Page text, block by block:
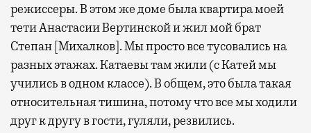
режиссеры. В этом же доме была квартира моей
тети Анастасии Вертинской и жил мой брат
Степан [Михалков]. Мы просто все тусовались на
разных этажах. Катаевы там жили (с Катей мы
учились в одном классе). В общем, это была такая
относительная тишина, потому что все мы ходили
друг к другу в гости, гуляли, резвились.